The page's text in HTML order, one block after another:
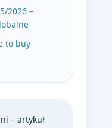
2026 –
to buy
– artykuł